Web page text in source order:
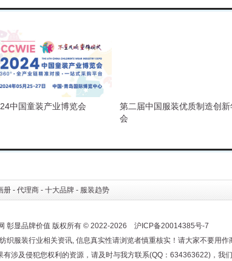
中国童装产业博览会
第二届中国服装优质制造创新
会
册 - 代理商 - 十大品牌 - 服装趋势
彰显品牌价值 版权所有 © 2022-2026 沪ICP备20014385号-7
织服装行业相关资讯, 信息真实性请浏览者慎重核实！请大家不要用作
有涉及侵犯您权利的资源，请及时与我方联系(QQ：634363622)，我